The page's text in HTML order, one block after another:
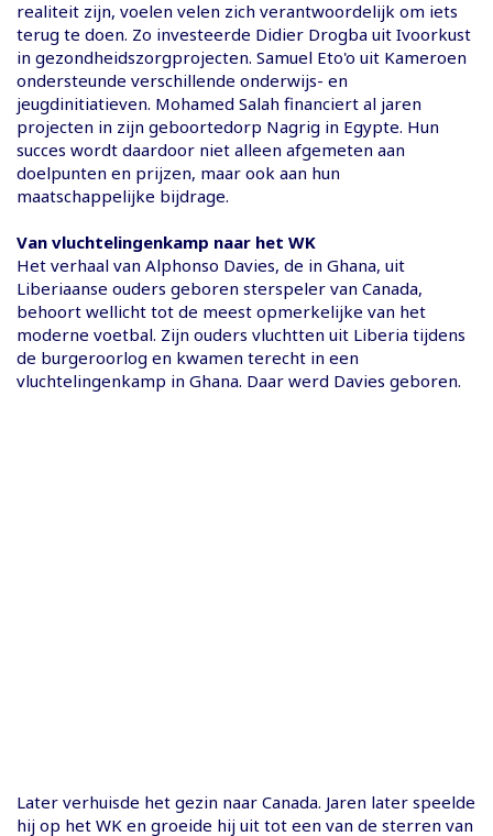
realiteit zijn, voelen velen zich verantwoordelijk om iets
terug te doen. Zo investeerde Didier Drogba uit Ivoorkust
in gezondheidszorgprojecten. Samuel Eto'o uit Kameroen
ondersteunde verschillende onderwijs- en
jeugdinitiatieven. Mohamed Salah financiert al jaren
projecten in zijn geboortedorp Nagrig in Egypte. Hun
succes wordt daardoor niet alleen afgemeten aan
doelpunten en prijzen, maar ook aan hun
maatschappelijke bijdrage.
Van vluchtelingenkamp naar het WK
Het verhaal van Alphonso Davies, de in Ghana, uit
Liberiaanse ouders geboren sterspeler van Canada,
behoort wellicht tot de meest opmerkelijke van het
moderne voetbal. Zijn ouders vluchtten uit Liberia tijdens
de burgeroorlog en kwamen terecht in een
vluchtelingenkamp in Ghana. Daar werd Davies geboren.
Later verhuisde het gezin naar Canada. Jaren later speelde
hij op het WK en groeide hij uit tot een van de sterren van